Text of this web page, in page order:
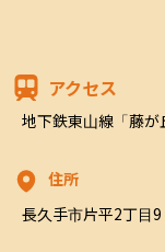
アクセス
地下鉄東山線「藤
住所
長久手市片平2丁目9